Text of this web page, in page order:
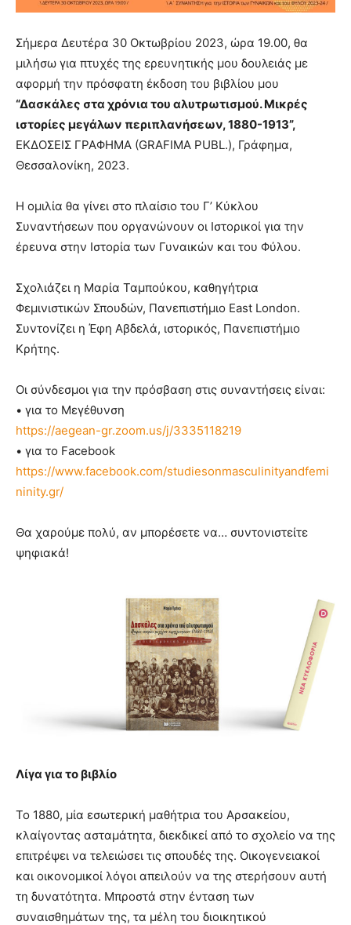
Σήμερα Δευτέρα 30 Οκτωβρίου 2023, ώρα 19.00, θα
μιλήσω για πτυχές της ερευνητικής μου δουλειάς με
αφορμή την πρόσφατη έκδοση του βιβλίου μου
“Δασκάλες στα χρόνια του αλυτρωτισμού. Μικρές
ιστορίες μεγάλων περιπλανήσεων, 1880-1913”,
ΕΚΔΟΣΕΙΣ ΓΡΑΦΗΜΑ (GRAFIMA PUBL.), Γράφημα,
Θεσσαλονίκη, 2023.
Η ομιλία θα γίνει στο πλαίσιο του Γ’ Κύκλου
Συναντήσεων που οργανώνουν οι Ιστορικοί για την
έρευνα στην Ιστορία των Γυναικών και του Φύλου.
Σχολιάζει η Μαρία Ταμπούκου, καθηγήτρια
Φεμινιστικών Σπουδών, Πανεπιστήμιο East London.
Συντονίζει η Έφη Αβδελά, ιστορικός, Πανεπιστήμιο
Κρήτης.
Οι σύνδεσμοι για την πρόσβαση στις συναντήσεις είναι:
• για το Μεγέθυνση
https://aegean-gr.zoom.us/j/3335118219
• για το Facebook
https://www.facebook.com/studiesonmasculinityandfemi
ninity.gr/
Θα χαρούμε πολύ, αν μπορέσετε να… συντονιστείτε
ψηφιακά!
Λίγα για το βιβλίο
Το 1880, μία εσωτερική μαθήτρια του Αρσακείου,
κλαίγοντας ασταμάτητα, διεκδικεί από το σχολείο να της
επιτρέψει να τελειώσει τις σπουδές της. Οικογενειακοί
και οικονομικοί λόγοι απειλούν να της στερήσουν αυτή
τη δυνατότητα. Μπροστά στην ένταση των
συναισθημάτων της, τα μέλη του διοικητικού